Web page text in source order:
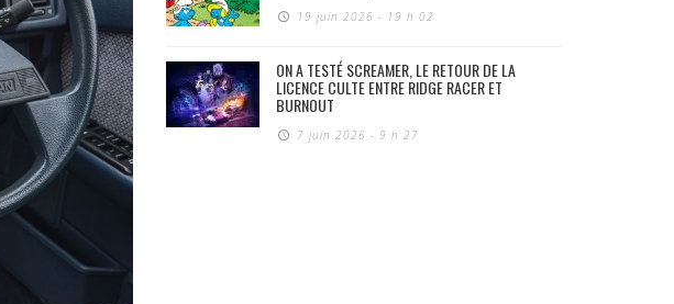
19 juin 2026 - 19 h 02
ON A TESTÉ SCREAMER, LE RETOUR DE LA
LICENCE CULTE ENTRE RIDGE RACER ET
BURNOUT
7 juin 2026 - 9 h 27